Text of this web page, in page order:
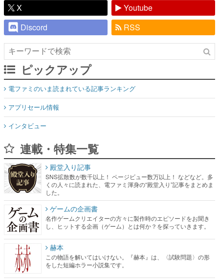
ピックアップ
電ファミのいま読まれている記事ランキング
アプリセール情報
インタビュー
連載・特集一覧
くの人々に読まれた、電ファミ渾身の“殿堂入り”記事をまとめま
した。
ゲームの企画書
名作ゲームクリエイターの方々に製作時のエピソードをお聞き
し、ヒットする企画（ゲーム）とは何か？を探っていきます。
赫本
この物語を解いてはいけない。『赫本』は、〈試験問題〉の形
をした短編ホラー小説集です。
新世代に訊く
これからのデジタルゲーム市場を担う若きクリエイター達の姿
を追い、彼らのルーツと情熱を探っていきます。